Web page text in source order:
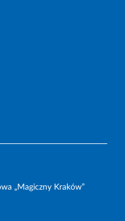
„Magiczny Kraków”